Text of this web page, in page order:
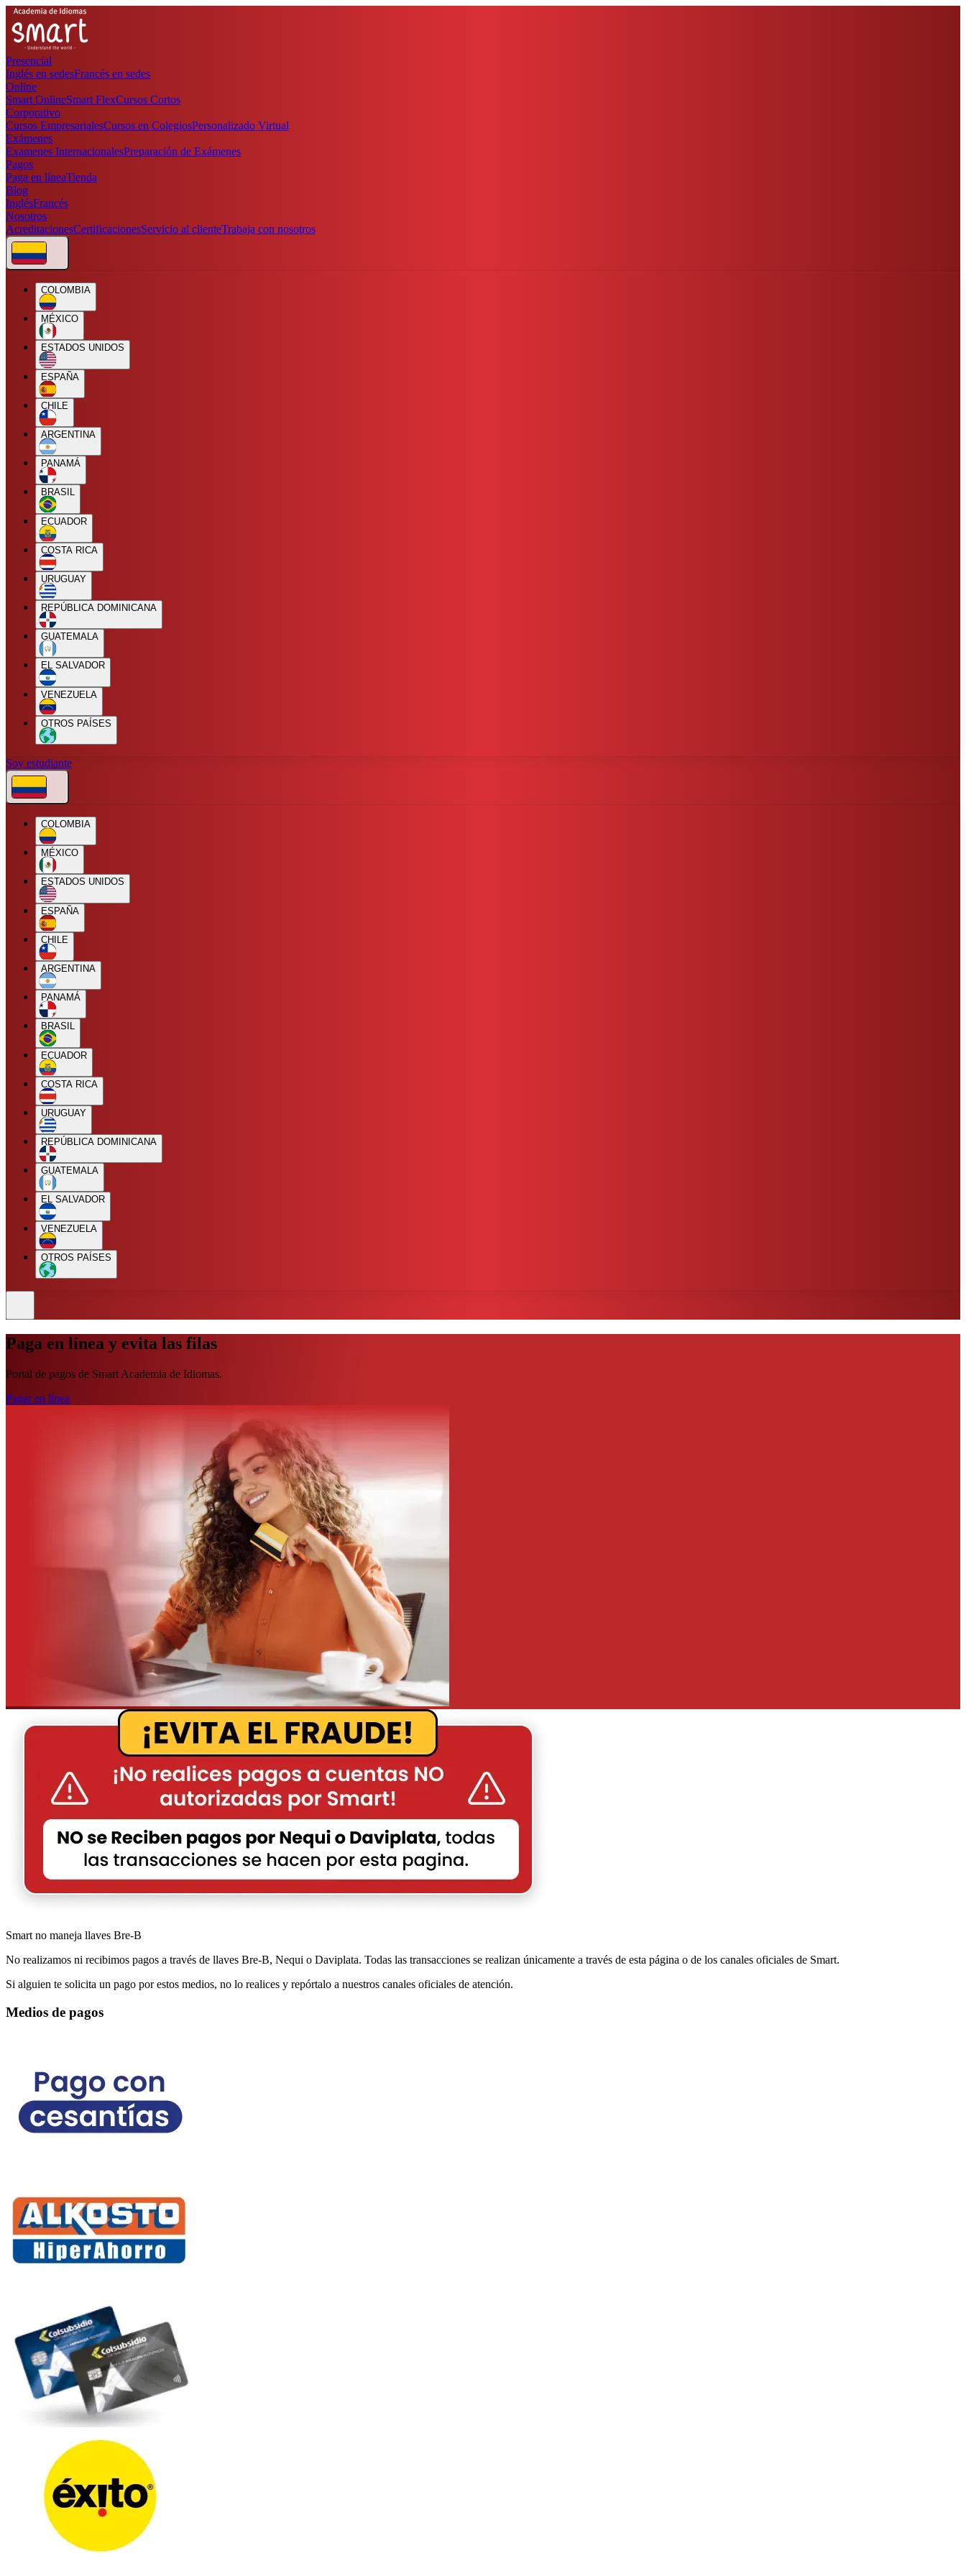
Presencial
Inglés en sedesFrancés en sedes
Online
Smart OnlineSmart FlexCursos Cortos
Corporativo
Cursos EmpresarialesCursos en ColegiosPersonalizado Virtual
Exámenes
Examenes InternacionalesPreparación de Exámenes
Pagos
Paga en líneaTienda
Blog
InglésFrancés
Nosotros
AcreditacionesCertificacionesServicio al clienteTrabaja con nosotros
COLOMBIA
MÉXICO
ESTADOS UNIDOS
ESPAÑA
CHILE
ARGENTINA
PANAMÁ
BRASIL
ECUADOR
COSTA RICA
URUGUAY
REPÚBLICA DOMINICANA
GUATEMALA
EL SALVADOR
VENEZUELA
OTROS PAÍSES
Soy estudiante
COLOMBIA
MÉXICO
ESTADOS UNIDOS
ESPAÑA
CHILE
ARGENTINA
PANAMÁ
BRASIL
ECUADOR
COSTA RICA
URUGUAY
REPÚBLICA DOMINICANA
GUATEMALA
EL SALVADOR
VENEZUELA
OTROS PAÍSES
Paga en línea y evita las filas
Portal de pagos de Smart Academia de Idiomas.
Pagar en línea
Smart no maneja llaves Bre-B
No realizamos ni recibimos pagos a través de llaves Bre-B, Nequi o Daviplata. Todas las transacciones se realizan únicamente a través de esta página o de los canales oficiales de Smart.
Si alguien te solicita un pago por estos medios, no lo realices y repórtalo a nuestros canales oficiales de atención.
Medios de pagos